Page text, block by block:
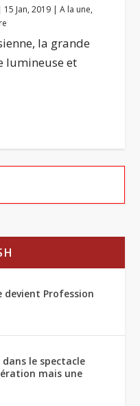
15 Jan, 2019 |A la une,
la grande
lumineuse et
devient Profession
le spectacle
mais une